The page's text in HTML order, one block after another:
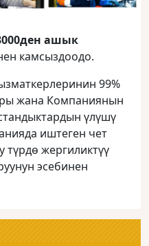
ашык
камсыздоодо.
99%
жана Компаниянын
үлүшү
иштеген чет
түрдө жергиликтүү
эсебинен